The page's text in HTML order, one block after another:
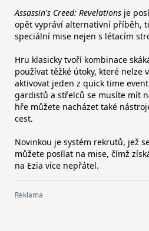
Assassin's Creed: Revelations je
opět vypráví alternativní příběh,
speciální mise nejen s létacím
Hru klasicky tvoří kombinace
používat těžké útoky, které nelze
aktivovat jeden z quick time
gardistů a střelců se musíte mít
hře můžete nacházet také
cest.
Novinkou je systém rekrutů, jež
můžete posílat na mise, čímž
na Ezia více nepřátel.